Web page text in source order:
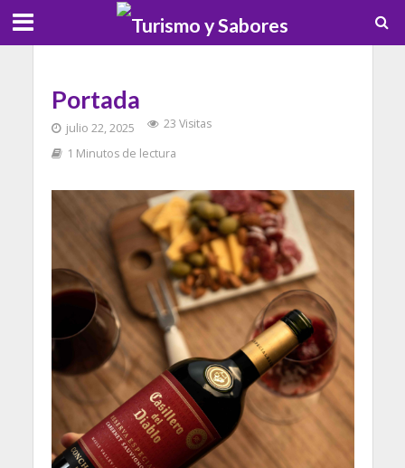
Portada
julio 22, 2025
23 Visitas
1 Minutos de lectura